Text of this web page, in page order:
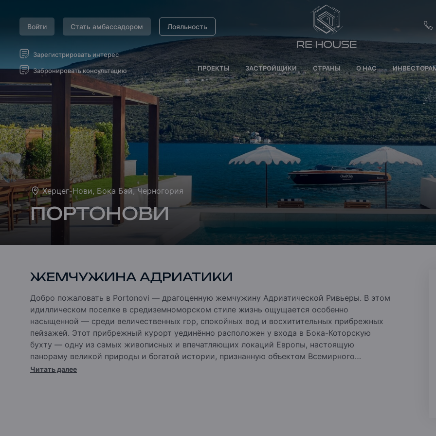
Войти Стать амбассадором Лояльность
EUR
SEK
BRL
SAR
Зарегистрировать интерес
Забронировать консультацию ПРОЕКТЫ ЗАСТРОЙЩИКИ СТРАНЫ О НАС
Херцег-Нови, Бока Бэй, Черногория
ПОРТОНОВИ
ЖЕМЧУЖИНА АДРИАТИКИ
Добро пожаловать в Portonovi — драгоценную жемчужину Адриатической Ривьеры. В этом
идиллическом поселке в средиземноморском стиле жизнь ощущается особенно
насыщенной — среди величественных гор, спокойных вод и восхитительных прибрежных
пейзажей. Этот прибрежный курорт уединённо расположен у входа в Бока-Которскую
бухту — одну из самых живописных и впечатляющих локаций Европы, настоящую
панораму великой природы и богатой истории, признанную объектом Всемирного
наследия ЮНЕСКО.
Читать далее